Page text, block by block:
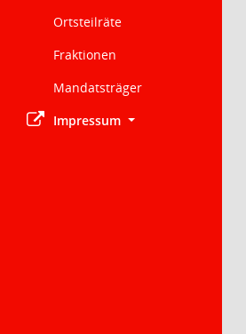
Ortsteilräte
Fraktionen
Mandatsträger
Impressum